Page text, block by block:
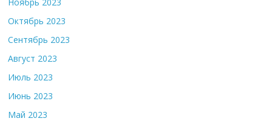
Октябрь 2023
Сентябрь 2023
Август 2023
Июль 2023
Июнь 2023
Май 2023